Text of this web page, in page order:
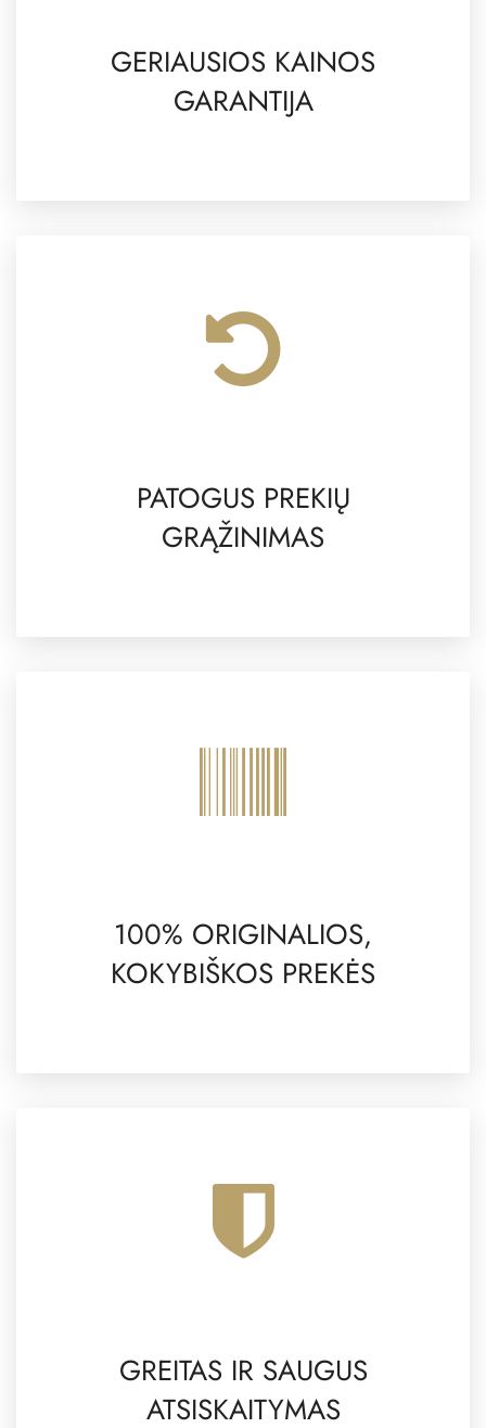
GERIAUSIOS KAINOS
GARANTIJA
PATOGUS PREKIŲ
GRĄŽINIMAS
100% ORIGINALIOS,
KOKYBIŠKOS PREKĖS
GREITAS IR SAUGUS
ATSISKAITYMAS